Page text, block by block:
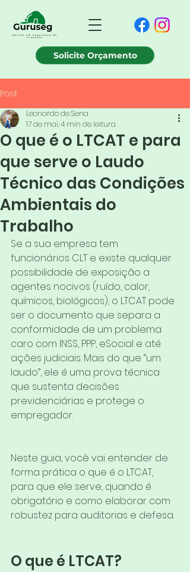
Solicite Orçamento
Post
O que é o LTCAT e para
que serve o Laudo
Técnico das Condições
Ambientais do
Trabalho
Leonardo de Sena
17 de mai.4 min de leitura
Se a sua empresa tem
funcionários CLT e existe qualquer
possibilidade de exposição a
agentes nocivos (ruído, calor,
químicos, biológicos), o LTCAT pode
ser o documento que separa a
conformidade de um problema
caro com INSS, PPP, eSocial e até
ações judiciais. Mais do que “um
laudo”, ele é uma prova técnica
que sustenta decisões
previdenciárias e protege o
empregador.
Neste guia, você vai entender de
forma prática o que é o LTCAT,
para que ele serve, quando é
obrigatório e como elaborar com
robustez para auditorias e defesa.
O que é LTCAT?